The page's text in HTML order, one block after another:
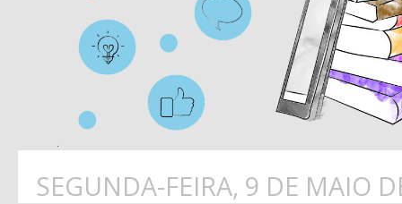
SEGUNDA-FEIRA, 9 DE MAIO